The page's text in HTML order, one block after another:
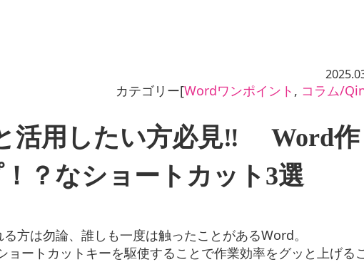
カテゴリー[Wordワンポイント , コラム/
活用したい方必見‼ Word作
？なショートカット3選
方は勿論、誰しも一度は触ったことがあるWord。
ョートカットキーを駆使することで作業効率をグッと上げる